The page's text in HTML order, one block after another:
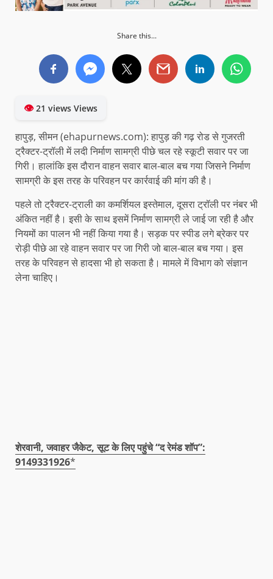
Share this...
👁21 views Views
हापुड़, सीमन (ehapurnews.com): हापुड़ की गढ़ रोड से गुजरती
ट्रैक्टर-ट्रॉली में लदी निर्माण सामग्री पीछे चल रहे स्कूटी सवार पर जा
गिरी। हालांकि इस दौरान वाहन सवार बाल-बाल बच गया जिसने निर्माण
सामग्री के इस तरह के परिवहन पर कार्रवाई की मांग की है।
पहले तो ट्रैक्टर-ट्राली का कमर्शियल इस्तेमाल, दूसरा ट्रॉली पर नंबर भी
अंकित नहीं है। इसी के साथ इसमें निर्माण सामग्री ले जाई जा रही है और
नियमों का पालन भी नहीं किया गया है। सड़क पर स्पीड लगे ब्रेकर पर
रोड़ी पीछे आ रहे वाहन सवार पर जा गिरी जो बाल-बाल बच गया। इस
तरह के परिवहन से हादसा भी हो सकता है। मामले में विभाग को संज्ञान
लेना चाहिए।
शेरवानी, जवाहर जैकेट, सूट के लिए पहुंचे “द रेमंड शॉप”:
9149331926*